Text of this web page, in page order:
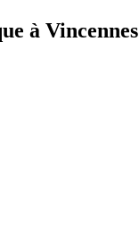
à Vincennes